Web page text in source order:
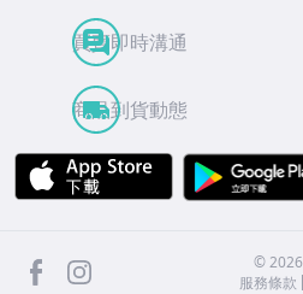
買賣即時溝通
商品到貨動態
APP Store
facebook ©2026
服務條款